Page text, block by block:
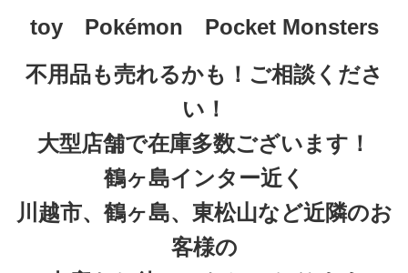
toy Pokémon　Pocket Monsters
不用品も売れるかも！ご相談くださ
い！
大型店舗で在庫多数ございます！
鶴ヶ島インター近く
川越市、鶴ヶ島、東松山など近隣のお
客様の